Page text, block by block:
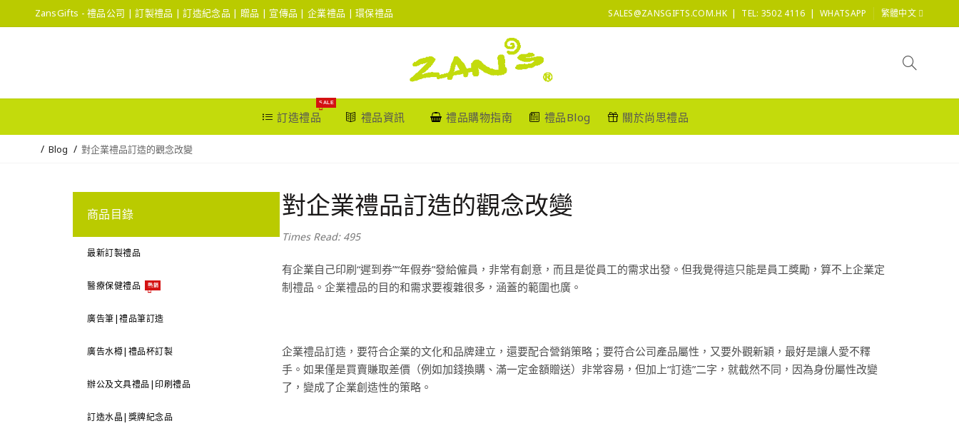
ZansGifts - 禮品公司 | 訂製禮品 | 訂造紀念品 | 贈品 | 宣傳品 | 企業禮品 | 環保禮品 SALES@ZANSGIFTS.COM.HK| TEL: 3502 4116 |WHATSAPP 繁體中文
訂造禮品
SALE
禮品資訊 禮品購物指南 禮品Blog 關於尚思禮品
Blog 對企業禮品訂造的觀念改變
商品目錄
最新訂製禮品
醫療保健禮品 熱銷
廣告筆|禮品筆訂造
廣告水樽|禮品杯訂製
辦公及文具禮品|印刷禮品
訂造水晶|獎牌紀念品
對企業禮品訂造的觀念改變
Times Read: 495
有企業自己印刷“遲到券”“年假券”發給僱員，非常有創意，而且是從員工的需求出發。但我覺得這只能是員工獎勵，算不上企業定
制禮品。企業禮品的目的和需求要複雜很多，涵蓋的範圍也廣。
企業禮品訂造，要符合企業的文化和品牌建立，還要配合營銷策略；要符合公司產品屬性，又要外觀新穎，最好是讓人愛不釋
手。如果僅是買賣賺取差價（例如加錢換購、滿一定金額贈送）非常容易，但加上“訂造”二字，就截然不同，因為身份屬性改變
了，變成了企業創造性的策略。